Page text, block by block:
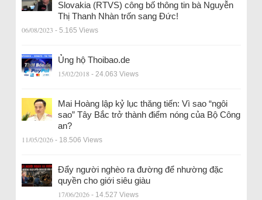
Slovakia (RTVS) công bố thông tin bà Nguyễn
Thị Thanh Nhàn trốn sang Đức!
06/08/2023 - 5.165 Views
Ủng hộ Thoibao.de
15/02/2018 - 24.063 Views
Mai Hoàng lập kỷ lục thăng tiến: Vì sao “ngôi
sao” Tây Bắc trở thành điểm nóng của Bộ Công
an?
11/05/2026 - 18.506 Views
Đẩy người nghèo ra đường để nhường đặc
quyền cho giới siêu giàu
17/06/2026 - 14.527 Views